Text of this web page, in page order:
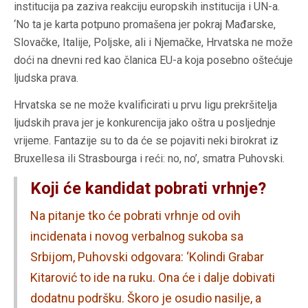
institucija pa zaziva reakciju europskih institucija i UN-a.
‘No ta je karta potpuno promašena jer pokraj Mađarske,
Slovačke, Italije, Poljske, ali i Njemačke, Hrvatska ne može
doći na dnevni red kao članica EU-a koja posebno oštećuje
ljudska prava.
Hrvatska se ne može kvalificirati u prvu ligu prekršitelja
ljudskih prava jer je konkurencija jako oštra u posljednje
vrijeme. Fantazije su to da će se pojaviti neki birokrat iz
Bruxellesa ili Strasbourga i reći: no, no’, smatra Puhovski.
Koji će kandidat pobrati vrhnje?
Na pitanje tko će pobrati vrhnje od ovih
incidenata i novog verbalnog sukoba sa
Srbijom, Puhovski odgovara: ‘Kolindi Grabar
Kitarović to ide na ruku. Ona će i dalje dobivati
dodatnu podršku. Škoro je osudio nasilje, a